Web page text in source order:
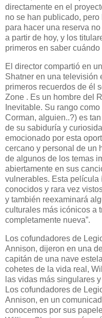
directamente en el
no se han publicado,
para hacer una reserva
a partir de hoy, y los
primeros en saber
El director compartió en
Shatner en una televisión
primeros recuerdos de él
Zone . Es un hombre del
Inevitable. Su rango
Corman, alguien..?) es
de su sabiduría y
emocionado por esta
cercano y personal de un
de algunos de los temas
abiertamente en sus
vulnerables. Esta
conocidos y rara vez
y también reexaminará
culturales más icónicos a
completamente nueva”.
Los cofundadores de
Annison, dijeron en una
capitán de una nave
cohetes de la vida real,
las vidas más singulares
Los cofundadores de
Annison, en un
conocemos por sus